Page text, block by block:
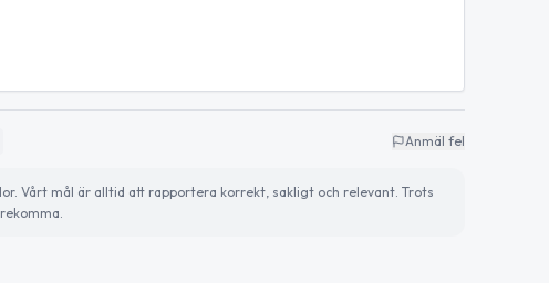
Anmäl fel
Vårt mål är alltid att rapportera korrekt, sakligt och relevant. Trots